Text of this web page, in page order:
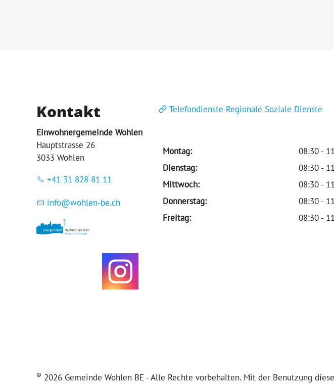
Kontakt
Einwohnergemeinde Wohlen
Hauptstrasse 26
3033 Wohlen
+41 31 828 81 11
nf w hl n-b ch
Telefondienste Regionale Soziale Dienste
Montag:
08:30 -
Dienstag:
08:30 -
Mittwoch:
08:30 -
Donnerstag:
08:30 -
Freitag:
08:30 -
© 2026 Gemeinde Wohlen BE - Alle Rechte vorbehalten. Mit der Benutzung